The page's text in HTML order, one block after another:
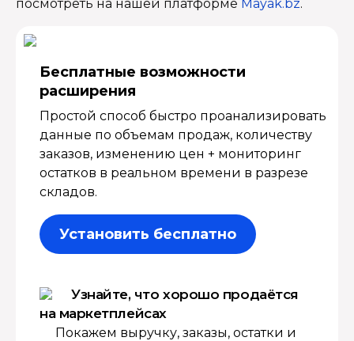
посмотреть на нашей платформе Mayak.bz.
Бесплатные возмож­ности
расширения
Простой способ быстро проанализировать
данные по объемам продаж, количеству
заказов, изменению цен + мониторинг
остатков в реальном времени в разрезе
складов.
Установить бесплатно
Узнайте, что хорошо продаётся
на маркетплейсах
Покажем выручку, заказы, остатки и